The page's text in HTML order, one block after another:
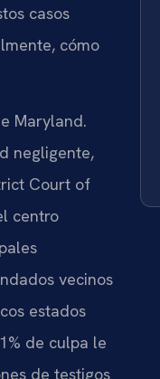
casos
cómo
Maryland.
negligente,
Court of
centro
vecinos
estados
de culpa le
de testigos